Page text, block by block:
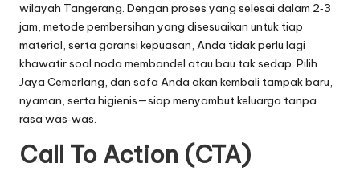
wilayah Tangerang. Dengan proses yang selesai dalam 2‑3
jam, metode pembersihan yang disesuaikan untuk tiap
material, serta garansi kepuasan, Anda tidak perlu lagi
khawatir soal noda membandel atau bau tak sedap. Pilih
Jaya Cemerlang, dan sofa Anda akan kembali tampak baru,
nyaman, serta higienis—siap menyambut keluarga tanpa
rasa was‑was.
Call To Action (CTA)